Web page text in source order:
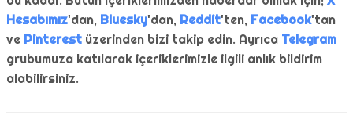
Hesabımız'dan, Bluesky'dan, Reddit'ten, Facebook'tan
ve Pinterest üzerinden bizi takip edin. Ayrıca Telegram
grubumuza katılarak içeriklerimizle ilgili anlık bildirim
alabilirsiniz.